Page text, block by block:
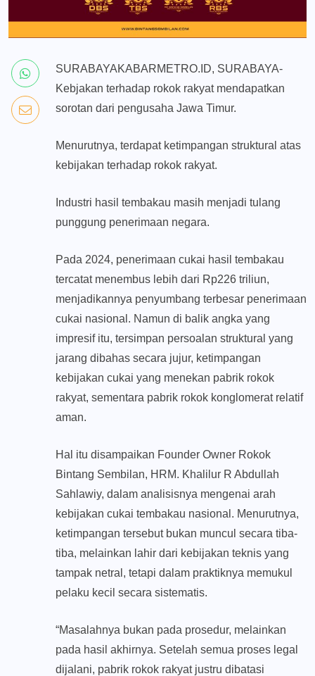
SURABAYAKABARMETRO.ID, SURABAYA-
Kebjakan terhadap rokok rakyat mendapatkan
sorotan dari pengusaha Jawa Timur.
Menurutnya, terdapat ketimpangan struktural atas
kebijakan terhadap rokok rakyat.
Industri hasil tembakau masih menjadi tulang
punggung penerimaan negara.
Pada 2024, penerimaan cukai hasil tembakau
tercatat menembus lebih dari Rp226 triliun,
menjadikannya penyumbang terbesar penerimaan
cukai nasional. Namun di balik angka yang
impresif itu, tersimpan persoalan struktural yang
jarang dibahas secara jujur, ketimpangan
kebijakan cukai yang menekan pabrik rokok
rakyat, sementara pabrik rokok konglomerat relatif
aman.
Hal itu disampaikan Founder Owner Rokok
Bintang Sembilan, HRM. Khalilur R Abdullah
Sahlawiy, dalam analisisnya mengenai arah
kebijakan cukai tembakau nasional. Menurutnya,
ketimpangan tersebut bukan muncul secara tiba-
tiba, melainkan lahir dari kebijakan teknis yang
tampak netral, tetapi dalam praktiknya memukul
pelaku kecil secara sistematis.
“Masalahnya bukan pada prosedur, melainkan
pada hasil akhirnya. Setelah semua proses legal
dijalani, pabrik rokok rakyat justru dibatasi